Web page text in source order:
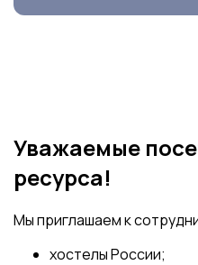
Уважаемые
ресурса!
Мы приглашаем к
хостелы России;